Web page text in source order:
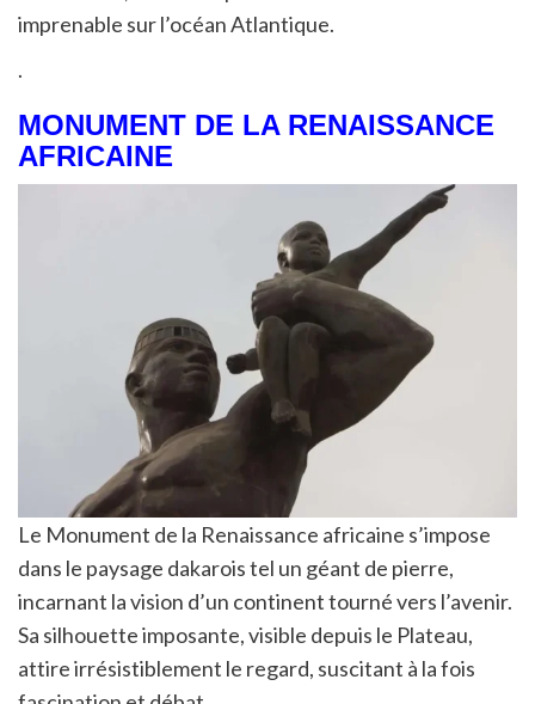
imprenable sur l’océan Atlantique.
.
MONUMENT DE LA RENAISSANCE
AFRICAINE
Le Monument de la Renaissance africaine s’impose
dans le paysage dakarois tel un géant de pierre,
incarnant la vision d’un continent tourné vers l’avenir.
Sa silhouette imposante, visible depuis le Plateau,
attire irrésistiblement le regard, suscitant à la fois